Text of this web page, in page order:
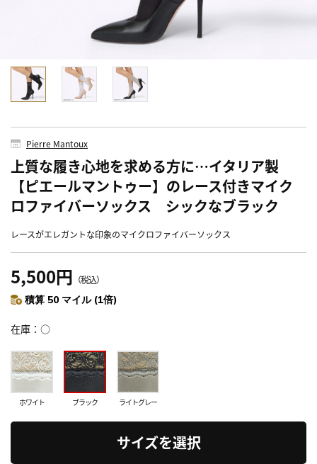
Pierre Mantoux
上質な履き心地を求める方に…イタリア製
【ピエールマントゥー】のレース付きマイク
ロファイバーソックス シックなブラック
レースがエレガントな印象のマイクロファイバーソックス
5,500円 （税込）
積算 50 マイル (1倍)
在庫 ○
ホワイト ブラック ライトグレー
サイズを選択